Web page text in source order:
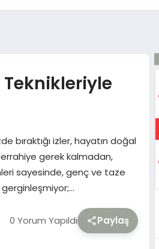
Teknikleriyle
bıraktığı izler, hayatın doğal
gerek kalmadan,
sayesinde, genç ve taze
0 Yorum Yapıldı Paylaş